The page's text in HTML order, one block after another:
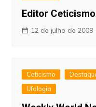
Editor
12 de julho de 2009
Ceticismo
Ufologia